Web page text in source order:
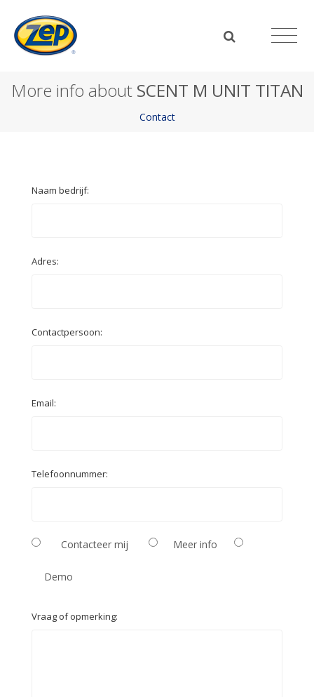
More info about SCENT M UNIT TITAN
Contact
Naam bedrijf:
Adres:
Contactpersoon:
Email:
Telefoonnummer:
Contacteer mij Meer info
Demo
Vraag of opmerking: